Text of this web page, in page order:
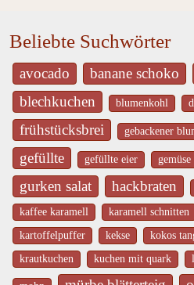
Beliebte Suchwörter
avocado banane schoko
blechkuchen blumenkohl
frühstücksbrei gebackener
gefüllte gefüllte eier gemüse
gurken salat
hackbraten
kaffee karamell karamell schnitten
kartoffelpuffer
kekse kokos
krautkuchen
kuchen mit quark